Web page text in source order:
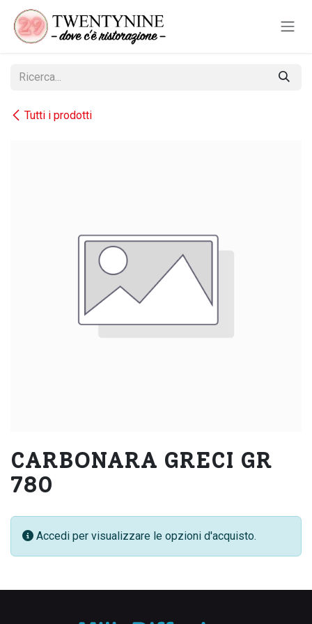
Passa al contenuto
Tutti i prodotti
CARBONARA GRECI GR
780
Accedi per visualizzare le opzioni d'acquisto.